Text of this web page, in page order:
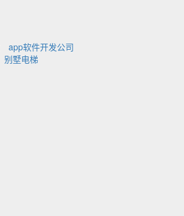
app软件开发公司
别墅电梯